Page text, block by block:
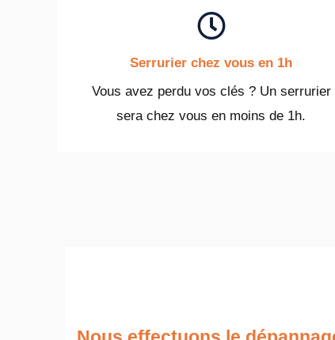
Serrurier chez vous en 1h
Vous avez perdu vos clés ? Un serrurier
sera chez vous en moins de 1h.